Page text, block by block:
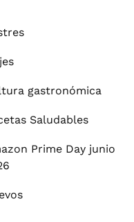
gastronómica
Saludables
Prime Day junio